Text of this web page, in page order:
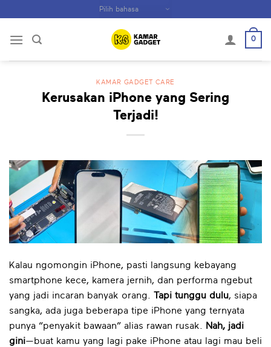
content
0
KAMAR GADGET CARE
Kerusakan iPhone yang Sering
Terjadi!
Kalau ngomongin iPhone, pasti langsung kebayang
smartphone kece, kamera jernih, dan performa ngebut
yang jadi incaran banyak orang. Tapi tunggu dulu, siapa
sangka, ada juga beberapa tipe iPhone yang ternyata
punya “penyakit bawaan” alias rawan rusak. Nah, jadi
gini—buat kamu yang lagi pake iPhone atau lagi mau beli